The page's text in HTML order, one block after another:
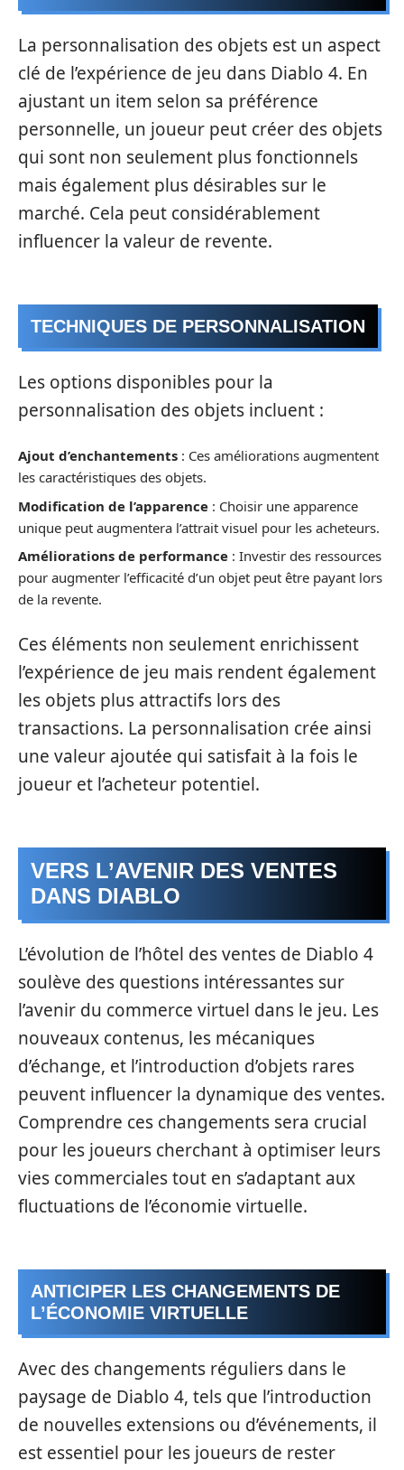
La personnalisation des objets est un aspect
clé de l’expérience de jeu dans Diablo 4. En
ajustant un item selon sa préférence
personnelle, un joueur peut créer des objets
qui sont non seulement plus fonctionnels
mais également plus désirables sur le
marché. Cela peut considérablement
influencer la valeur de revente.
TECHNIQUES DE PERSONNALISATION
Les options disponibles pour la
personnalisation des objets incluent :
Ajout d’enchantements : Ces améliorations augmentent
les caractéristiques des objets.
Modification de l’apparence : Choisir une apparence
unique peut augmentera l’attrait visuel pour les acheteurs.
Améliorations de performance : Investir des ressources
pour augmenter l’efficacité d’un objet peut être payant lors
de la revente.
Ces éléments non seulement enrichissent
l’expérience de jeu mais rendent également
les objets plus attractifs lors des
transactions. La personnalisation crée ainsi
une valeur ajoutée qui satisfait à la fois le
joueur et l’acheteur potentiel.
VERS L’AVENIR DES VENTES
DANS DIABLO
L’évolution de l’hôtel des ventes de Diablo 4
soulève des questions intéressantes sur
l’avenir du commerce virtuel dans le jeu. Les
nouveaux contenus, les mécaniques
d’échange, et l’introduction d’objets rares
peuvent influencer la dynamique des ventes.
Comprendre ces changements sera crucial
pour les joueurs cherchant à optimiser leurs
vies commerciales tout en s’adaptant aux
fluctuations de l’économie virtuelle.
ANTICIPER LES CHANGEMENTS DE
L’ÉCONOMIE VIRTUELLE
Avec des changements réguliers dans le
paysage de Diablo 4, tels que l’introduction
de nouvelles extensions ou d’événements, il
est essentiel pour les joueurs de rester